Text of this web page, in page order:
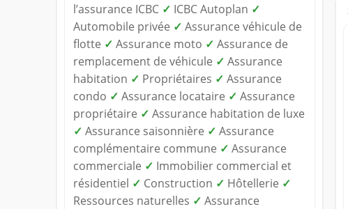
l’assurance ICBC ✓ ICBC Autoplan ✓
Automobile privée ✓ Assurance véhicule de
flotte ✓ Assurance moto ✓ Assurance de
remplacement de véhicule ✓ Assurance
habitation ✓ Propriétaires ✓ Assurance
condo ✓ Assurance locataire ✓ Assurance
propriétaire ✓ Assurance habitation de luxe
✓ Assurance saisonnière ✓ Assurance
complémentaire commune ✓ Assurance
commerciale ✓ Immobilier commercial et
résidentiel ✓ Construction ✓ Hôtellerie ✓
Ressources naturelles ✓ Assurance